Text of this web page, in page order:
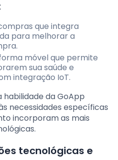
que integra
para melhorar a
móvel que permite
sua saúde e
integração IoT.
habilidade da GoApp
necessidades específicas
incorporam as mais
tecnológicas e